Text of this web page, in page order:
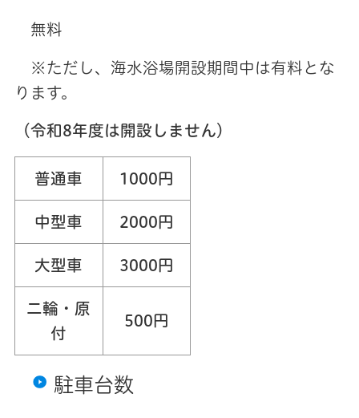
無料
※ただし、海水浴場開設期間中は有料とな
ります。
（令和8年度は開設しません）
普通車 1000円
中型車 2000円
大型車 3000円
二輪・原
付
500円
駐車台数